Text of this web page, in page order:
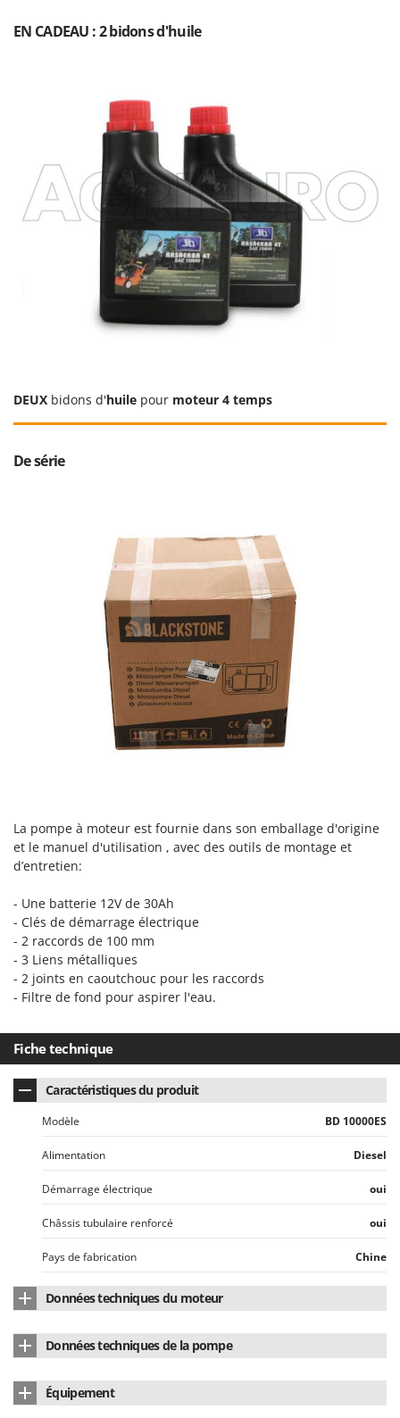
O
Officine Savioli
Ompagrill
Ooni
Oriental Koshin
Outdoorchef
Palazzetti
Palumbo Pavi
Prismafood
Resto Italia
Ripartrak
River Systems
Royal Food
Ryobi
S
S.T.P.
Santos
Sbaraglia
Schnitzer
Shark
Silky
Simatech
Sirman
Skil
Smartwood
Smeg
Snapper
Solidur
Spice Electronics
Spring Protezione
Stanley
EN CADEAU : 2 bidons d'huile
DEUX bidons d'huile pour moteur 4 temps
De série
La pompe à moteur est fournie dans son emballage d'origine
et le manuel d'utilisation , avec des outils de montage et
d’entretien:
- Une batterie 12V de 30Ah
- Clés de démarrage électrique
- 2 raccords de 100 mm
- 3 Liens métalliques
- 2 joints en caoutchouc pour les raccords
- Filtre de fond pour aspirer l'eau.
Fiche technique
Caractéristiques du produit
Modèle BD 10000ES
Alimentation Diesel
Démarrage électrique oui
Châssis tubulaire renforcé oui
Pays de fabrication Chine
Données techniques du moteur
Modèle de moteur D400
Type de batterie
Données techniques de la pompe
Type pompe Auto-amorçante
Équipement